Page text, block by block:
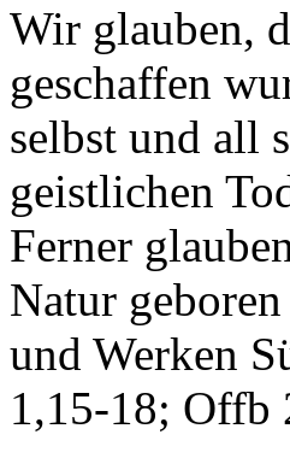
Wir glauben,
geschaffen
selbst und all
geistlichen
Ferner
Natur
und Werken
1,15-18; Offb